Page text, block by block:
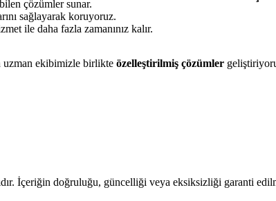
çözümler sunar.
sağlayarak koruyoruz.
ile daha fazla zamanınız kalır.
uzman ekibimizle birlikte özelleştirilmiş çözümler
İçeriğin doğruluğu, güncelliği veya eksiksizliği garanti